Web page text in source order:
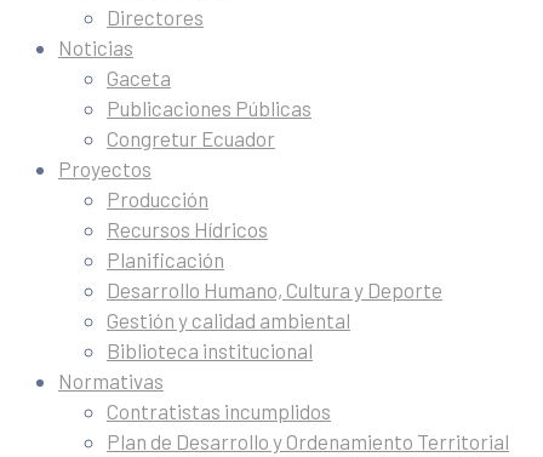
Directores
Noticias
Gaceta
Publicaciones Públicas
Congretur Ecuador
Proyectos
Producción
Recursos Hídricos
Planificación
Desarrollo Humano, Cultura y Deporte
Gestión y calidad ambiental
Biblioteca institucional
Normativas
Contratistas incumplidos
Plan de Desarrollo y Ordenamiento Territorial